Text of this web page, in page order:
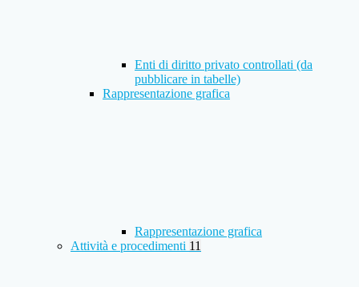
Enti di diritto privato controllati (da
pubblicare in tabelle)
Rappresentazione grafica
Rappresentazione grafica
Attività e procedimenti 11